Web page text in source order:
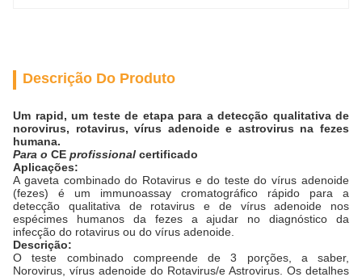
Descrição Do Produto
Um rapid, um teste de etapa para a detecção qualitativa de
norovirus, rotavirus, vírus adenoide e astrovirus na fezes
humana.
Para o CE profissional certificado
Aplicações:
A gaveta combinado do Rotavirus e do teste do vírus adenoide
(fezes) é um immunoassay cromatográfico rápido para a
detecção qualitativa de rotavirus e de vírus adenoide nos
espécimes humanos da fezes a ajudar no diagnóstico da
infecção do rotavirus ou do vírus adenoide.
Descrição:
O teste combinado compreende de 3 porções, a saber,
Norovirus, vírus adenoide do Rotavirus/e Astrovirus. Os detalhes